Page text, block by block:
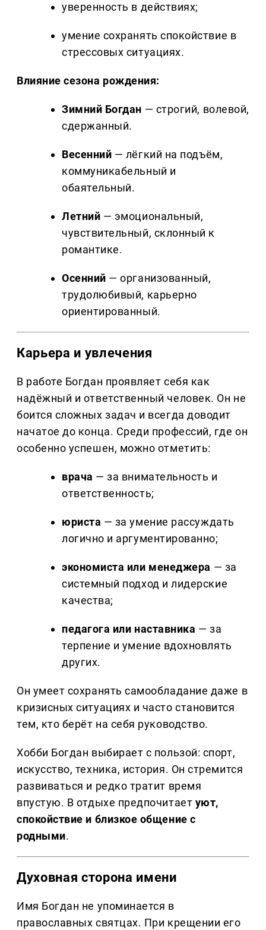
уверенность в действиях;
умение сохранять спокойствие в
стрессовых ситуациях.
Влияние сезона рождения:
Зимний Богдан — строгий, волевой,
сдержанный.
Весенний — лёгкий на подъём,
коммуникабельный и
обаятельный.
Летний — эмоциональный,
чувствительный, склонный к
романтике.
Осенний — организованный,
трудолюбивый, карьерно
ориентированный.
Карьера и увлечения
В работе Богдан проявляет себя как
надёжный и ответственный человек. Он не
боится сложных задач и всегда доводит
начатое до конца. Среди профессий, где он
особенно успешен, можно отметить:
врача — за внимательность и
ответственность;
юриста — за умение рассуждать
логично и аргументированно;
экономиста или менеджера — за
системный подход и лидерские
качества;
педагога или наставника — за
терпение и умение вдохновлять
других.
Он умеет сохранять самообладание даже в
кризисных ситуациях и часто становится
тем, кто берёт на себя руководство.
Хобби Богдан выбирает с пользой: спорт,
искусство, техника, история. Он стремится
развиваться и редко тратит время
впустую. В отдыхе предпочитает уют,
спокойствие и близкое общение с
родными.
Духовная сторона имени
Имя Богдан не упоминается в
православных святцах. При крещении его